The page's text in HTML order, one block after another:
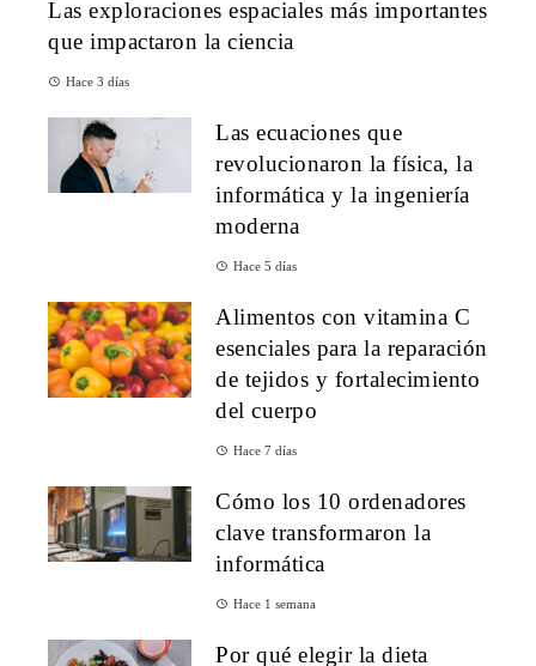
Las exploraciones espaciales más importantes
que impactaron la ciencia
Hace 3 días
Las ecuaciones que
revolucionaron la física, la
informática y la ingeniería
moderna
Hace 5 días
Alimentos con vitamina C
esenciales para la reparación
de tejidos y fortalecimiento
del cuerpo
Hace 7 días
Cómo los 10 ordenadores
clave transformaron la
informática
Hace 1 semana
Por qué elegir la dieta